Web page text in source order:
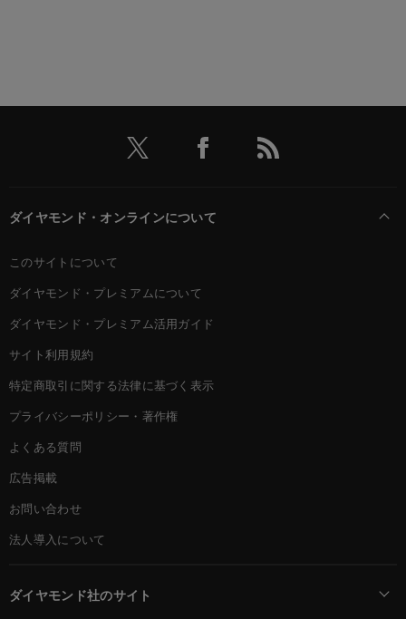
ダイヤモンド・オンラインについて
このサイトについて
ダイヤモンド・プレミアムについて
ダイヤモンド・プレミアム活用ガイド
サイト利用規約
特定商取引に関する法律に基づく表示
プライバシーポリシー・著作権
よくある質問
広告掲載
お問い合わせ
法人導入について
ダイヤモンド社のサイト